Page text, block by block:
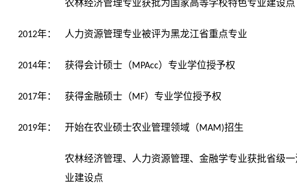
农林经济管理专业获批为国家高等学校特色专业建设点
2012年： 人力资源管理专业被评为黑龙江省重点专业
2014年： 获得会计硕士（MPAcc）专业学位授予权
2017年： 获得金融硕士（MF）专业学位授予权
2019年： 开始在农业硕士农业管理领域（MAM)招生
农林经济管理、人力资源管理、金融学专业获批省级一
业建设点